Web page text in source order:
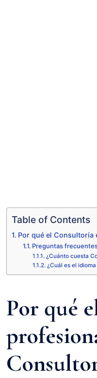
Table of Contents
Por qué el Consultoría
Preguntas
¿Cuánto cuesta
¿Cuál es el
Por qué